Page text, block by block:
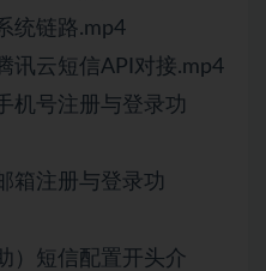
链路.mp4
云短信API对接.mp4
号注册与登录功
注册与登录功
短信配置开头介